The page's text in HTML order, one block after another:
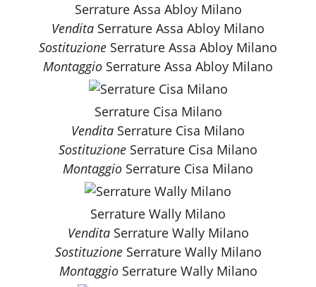
Serrature Assa Abloy Milano
Vendita Serrature Assa Abloy Milano
Sostituzione Serrature Assa Abloy Milano
Montaggio Serrature Assa Abloy Milano
Serrature Cisa Milano
Vendita Serrature Cisa Milano
Sostituzione Serrature Cisa Milano
Montaggio Serrature Cisa Milano
Serrature Wally Milano
Vendita Serrature Wally Milano
Sostituzione Serrature Wally Milano
Montaggio Serrature Wally Milano